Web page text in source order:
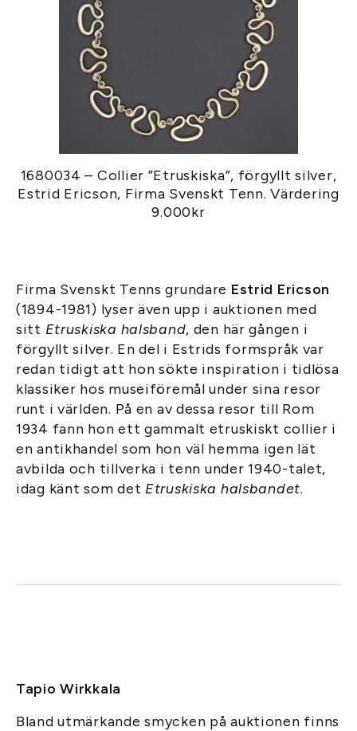
1680034 – Collier ”Etruskiska”, förgyllt silver,
Estrid Ericson, Firma Svenskt Tenn. Värdering
9.000kr
Firma Svenskt Tenns grundare Estrid Ericson
(1894-1981) lyser även upp i auktionen med
sitt Etruskiska halsband, den här gången i
förgyllt silver. En del i Estrids formspråk var
redan tidigt att hon sökte inspiration i tidlösa
klassiker hos museiföremål under sina resor
runt i världen. På en av dessa resor till Rom
1934 fann hon ett gammalt etruskiskt collier i
en antikhandel som hon väl hemma igen lät
avbilda och tillverka i tenn under 1940-talet,
idag känt som det Etruskiska halsbandet.
Tapio Wirkkala
Bland utmärkande smycken på auktionen finns